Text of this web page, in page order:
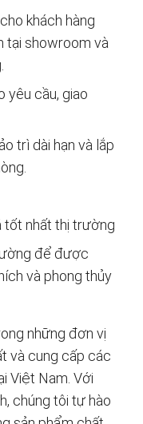
khách hàng
tại showroom và
yêu cầu, giao
trì dài hạn và lắp
tốt nhất thị trường
để được
và phong thủy
những đơn vị
và cung cấp các
Việt Nam. Với
chúng tôi tự hào